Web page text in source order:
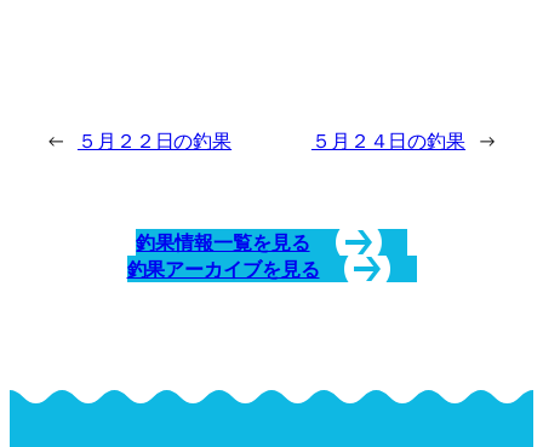
← ５月２２日の釣果 ５月２４日の釣果 →
釣果情報一覧を見る
釣果アーカイブを見る